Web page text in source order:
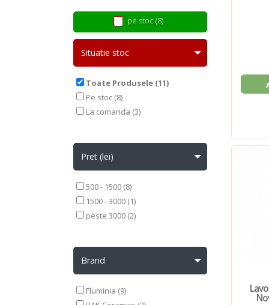
pe stoc (8)
Situatie stoc
Toate Produsele (11)
Pe stoc (8)
La comanda (3)
Pret (lei)
500 - 1500 (8)
1500 - 3000 (1)
peste 3000 (2)
Brand
Fluminia (9)